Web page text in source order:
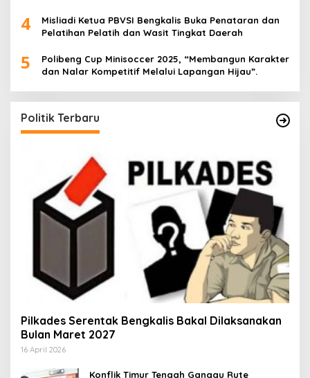
4
Misliadi Ketua PBVSI Bengkalis Buka Penataran dan
Pelatihan Pelatih dan Wasit Tingkat Daerah
5
Polibeng Cup Minisoccer 2025, “Membangun Karakter
dan Nalar Kompetitif Melalui Lapangan Hijau”.
Politik Terbaru
Pilkades Serentak Bengkalis Bakal Dilaksanakan
Bulan Maret 2027
16 April 2026
Konflik Timur Tengah Ganggu Rute